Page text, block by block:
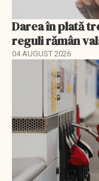
Darea în plată
reguli rămân
04 AUGUST 2026